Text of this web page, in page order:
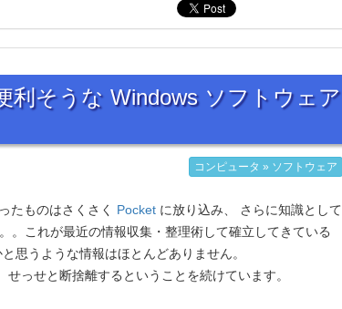
利そうな Windows ソフトウェア
コンピュータ » ソフトウェア
たものはさくさく Pocket に放り込み、 さらに知識として
。これが最近の情報収集・整理術して確立してきている
思うような情報はほとんどありません。
っせと断捨離するということを続けています。